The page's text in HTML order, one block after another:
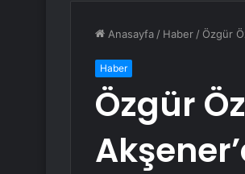
Anasayfa / Haber / Özgür
Haber
Özgür